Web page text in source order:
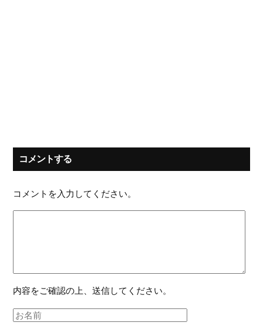
コメントする
コメントを入力してください。
内容をご確認の上、送信してください。